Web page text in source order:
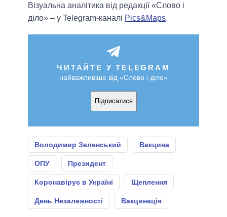
Візуальна аналітика від редакції «Слово і
діло» – у Telegram-каналі Pics&Maps.
ЧИТАЙТЕ У TELEGRAM
найважливіше від «Слово і діло»
Підписатися
Володимир Зеленський Вакцина
ОПУ Президент
Коронавірус в Україні Щеплення
День Незалежності Вакцинація